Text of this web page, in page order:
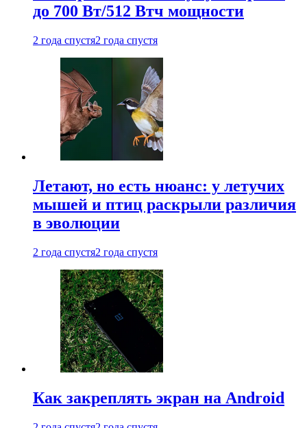
до 700 Вт/512 Втч мощности
2 года спустя2 года спустя
Летают, но есть нюанс: у летучих
мышей и птиц раскрыли различия
в эволюции
2 года спустя2 года спустя
Как закреплять экран на Android